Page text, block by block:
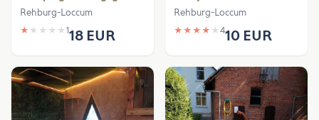
Rehburg-Loccum
★ ★ ★ ★ ★ 118 EUR
Rehburg-Loccum
★ ★ ★ ★ ★ 410 EUR